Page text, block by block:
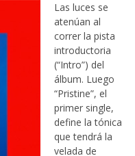
Las luces se
atenúan al
correr la pista
introductoria
(“Intro”) del
álbum. Luego
“Pristine”, el
primer single,
define la tónica
que tendrá la
velada de